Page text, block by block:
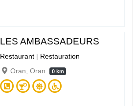
LES AMBASSADEURS
Restaurant | Restauration
Oran, Oran
0 km